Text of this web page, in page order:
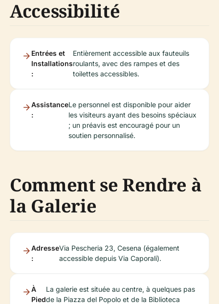
Accessibilité
Entrées et
Installations
:
Entièrement accessible aux fauteuils
roulants, avec des rampes et des
toilettes accessibles.
Assistance
:
Le personnel est disponible pour aider
les visiteurs ayant des besoins spéciaux
; un préavis est encouragé pour un
soutien personnalisé.
Comment se Rendre à
la Galerie
Adresse
:
Via Pescheria 23, Cesena (également
accessible depuis Via Caporali).
À
Pied
La galerie est située au centre, à quelques pas
de la Piazza del Popolo et de la Biblioteca